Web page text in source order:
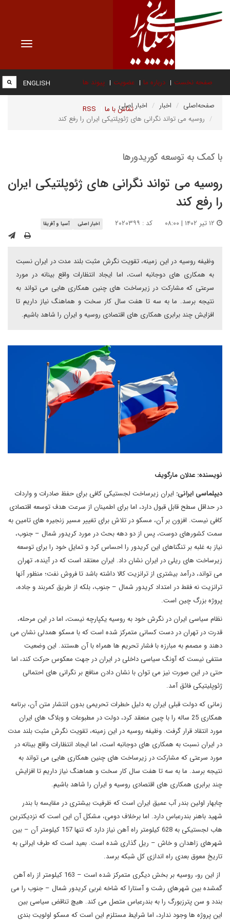
Toggle
صفحه نخست درباره ما عضویت پیوند ها
تماس با ما RSS
ENGLISH
صفحه‌اصلی اخبار
اخبار اصلی
روسیه می تواند نگرانی های ژئوپلتیکی ایران را رفع کند
با کمک به توسعه کوریدورها
روسیه می تواند نگرانی های ژئوپلتیکی ایران
را رفع کند
کد : ۲۰۲۰۳۹۹ اخبار اصلی آسیا و آفریقا
وظیفه روسیه در این زمینه، تقویت نگرش مثبت بلند مدت در ایران نسبت
به همکاری های دوجانبه است، اما ایجاد انتظارات واقع بینانه در مورد
سرعتی که مشارکت در زیرساخت های چنین همکاری هایی می تواند به
نتیجه برسد. ما به سه تا هفت سال کار سخت و هماهنگ نیاز داریم تا
افزایش چند برابری همکاری های اقتصادی روسیه و ایران را شاهد باشیم.
نویسنده: عدلان مارگویف
دیپلماسی ایرانی: ایران زیرساخت لجستیکی کافی برای حفظ صادرات و واردات
در حداقل سطح قابل قبول دارد، اما برای اطمینان از سرعت هدف توسعه اقتصادی
کافی نیست. افزون بر آن، مسکو در تلاش برای تغییر مسیر زنجیره های تامین به
سمت کشورهای دوست، پس از دو دهه بحث در مورد کریدور شمال – جنوب،
نیاز به غلبه بر تنگناهای این کریدور را احساس کرد و تمایل خود را برای توسعه
زیرساخت های ریلی در ایران نشان داد. ایران معتقد است که در آینده، تهران
می تواند، درآمد بیشتری از ترانزیت کالا داشته باشد تا فروش نفت؛ منظور آنها
ترانزیت نه فقط در امتداد کریدور شمال – جنوب، بلکه از طریق کمربند و جاده،
پروژه بزرگ چین است.
نظام سیاسی ایران در نگرش خود به روسیه یکپارچه نیست، اما در این مرحله،
قدرت در تهران در دست کسانی متمرکز شده است که با مسکو همدلی نشان می
دهند و مصمم به مبارزه با فشار تحریم ها همراه با آن هستند. این وضعیت
منتفی نیست که آونگ سیاسی داخلی در ایران در جهت معکوس حرکت کند، اما
حتی در این صورت نیز می توان با نشان دادن منافع بر نگرانی های احتمالی
ژئوپلیتیکی فائق آمد.
زمانی که دولت قبلی ایران به دلیل خطرات تحریمی بدون انتشار متن آن، برنامه
همکاری 25 ساله را با چین منعقد کرد، دولت در مطبوعات و وبلاگ های ایران
مورد انتقاد قرار گرفت. وظیفه روسیه در این زمینه، تقویت نگرش مثبت بلند مدت
در ایران نسبت به همکاری های دوجانبه است، اما ایجاد انتظارات واقع بینانه در
مورد سرعتی که مشارکت در زیرساخت های چنین همکاری هایی می تواند به
نتیجه برسد. ما به سه تا هفت سال کار سخت و هماهنگ نیاز داریم تا افزایش
چند برابری همکاری های اقتصادی روسیه و ایران را شاهد باشیم.
چابهار اولین بندر آب عمیق ایران است که ظرفیت بیشتری در مقایسه با بندر
شهید باهنر بندرعباس دارد. اما برخلاف دومی، مشکل آن این است که نزدیکترین
هاب لجستیکی به 628 کیلومتر راه آهن نیاز دارد که تنها 157 کیلومتر آن – بین
شهرهای زاهدان و خاش – ریل گذاری شده است. بعید است که طرف ایرانی به
تاریخ معوق بعدی راه اندازی کل شبکه برسد.
از این رو، روسیه بر بخش دیگری متمرکز شده است – 163 کیلومتر از راه آهن
گمشده بین شهرهای رشت و آستارا که شاخه غربی کریدور شمال – جنوب را می
بندد و سن پترزبورگ را به بندرعباس متصل می کند. هیچ تناقض سیاسی بین
این پروژه ها وجود ندارد، اما شرایط مستلزم این است که مسکو اولویت بندی